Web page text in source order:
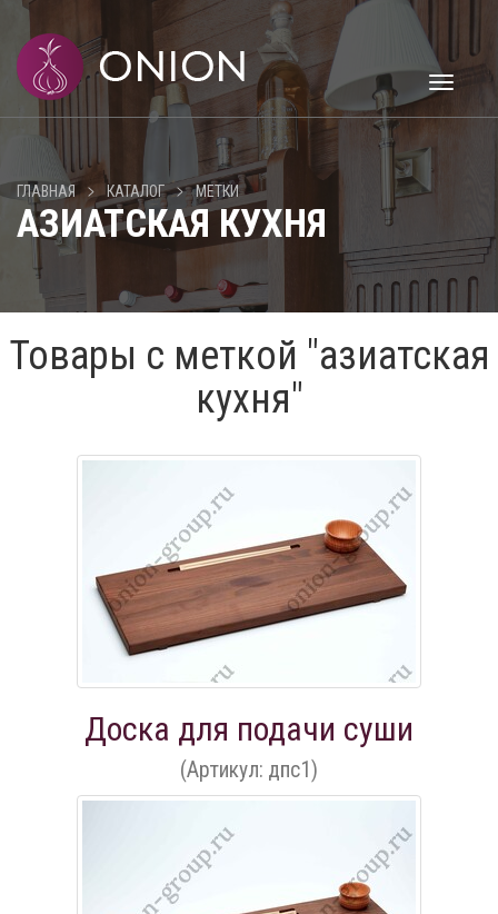
Toggle
ГЛАВНАЯ > КАТАЛОГ > МЕТКИ
АЗИАТСКАЯ КУХНЯ
Товары с меткой "азиатская
кухня"
Доска для подачи суши
(Артикул: дпс1)